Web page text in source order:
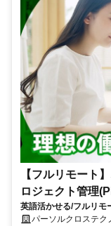
【フルリモート
ロジェクト管理
英語活かせる/フルリモ
パーソルクロステク